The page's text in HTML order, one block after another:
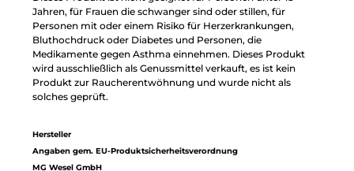
Jahren, für Frauen die schwanger sind oder stillen, für
Personen mit oder einem Risiko für Herzerkrankungen,
Bluthochdruck oder Diabetes und Personen, die
Medikamente gegen Asthma einnehmen. Dieses Produkt
wird ausschließlich als Genussmittel verkauft, es ist kein
Produkt zur Raucherentwöhnung und wurde nicht als
solches geprüft.
Hersteller
Angaben gem. EU-Produktsicherheitsverordnung
MG Wesel GmbH